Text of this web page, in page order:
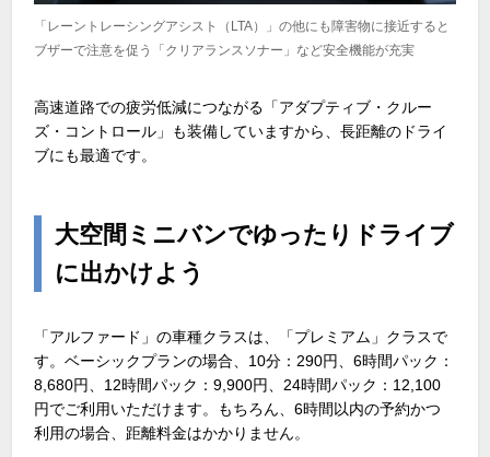
「レーントレーシングアシスト（LTA）」の他にも障害物に接近すると
ブザーで注意を促う「クリアランスソナー」など安全機能が充実
高速道路での疲労低減につながる「アダプティブ・クルー
ズ・コントロール」も装備していますから、長距離のドライ
ブにも最適です。
大空間ミニバンでゆったりドライブ
に出かけよう
「アルファード」の車種クラスは、「プレミアム」クラスで
す。ベーシックプランの場合、10分：290円、6時間パック：
8,680円、12時間パック：9,900円、24時間パック：12,100
円でご利用いただけます。もちろん、6時間以内の予約かつ
利用の場合、距離料金はかかりません。